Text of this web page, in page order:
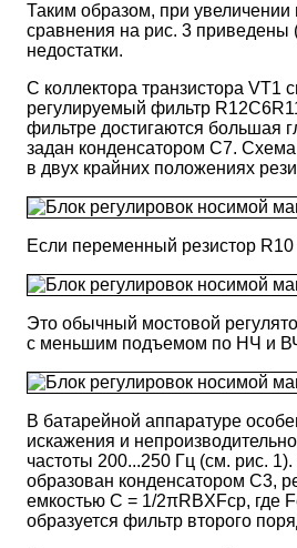
Таким образом, при
сравнения на рис. 3
недостатки.
С коллектора транзистора VT1
регулируемый фильтр
фильтре достигаются большая
задан конденсатором С7.
в двух крайних положениях
Если переменный резистор
Это обычный мостовой
с меньшим подъемом по НЧ и
В батарейной аппаратуре
искажения и
частоты 200...250 Гц (см. рис.
образован конденсатором C3,
емкостью С = 1/2πRBXFcp, где
образуется фильтр второго